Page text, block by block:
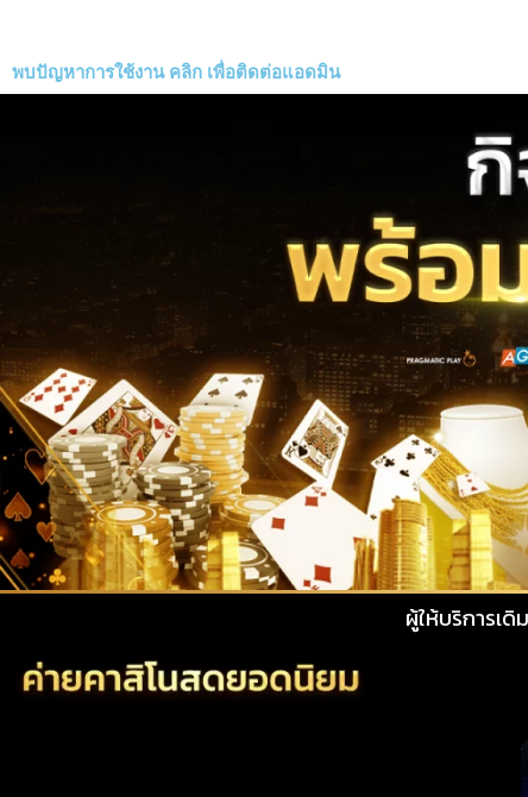
ผู้ให้บริการเดิมพันออนไลน์ผ่
พบปัญหาการใช้งาน คลิก เพื่อติดต่อแอดมิน